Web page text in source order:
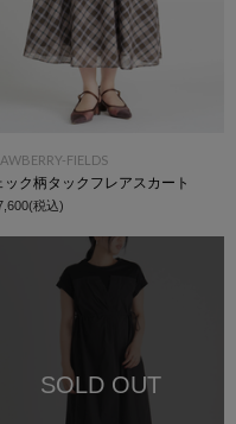
FIELDS
ック柄タックフレアスカート
(税込)
SOLD OUT